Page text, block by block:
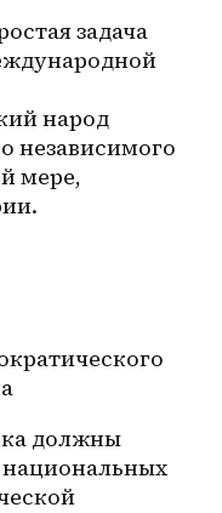
народ
независимого
мере,
должны
национальных